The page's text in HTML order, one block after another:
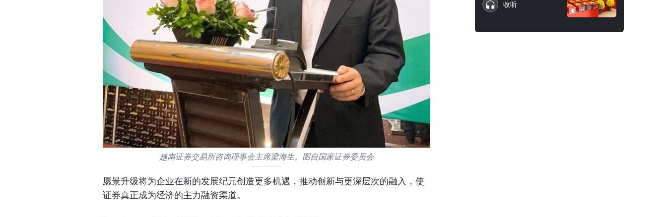
越南证券交易所咨询理事会主席梁海生。图自国家证券委员会
愿景升级将为企业在新的发展纪元创造更多机遇，推动创新与更深层次的融入，使
证券真正成为经济的主力融资渠道。
收听